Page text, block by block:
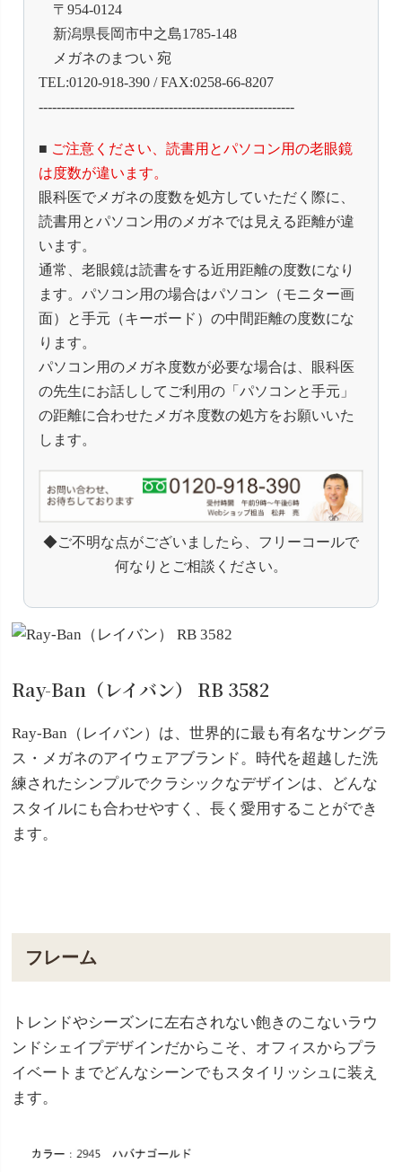
〒954-0124
新潟県長岡市中之島1785-148
メガネのまつい 宛
TEL:0120-918-390 / FAX:0258-66-8207
---------------------------------------------------------
■ ご注意ください、読書用とパソコン用の老眼鏡
は度数が違います。
眼科医でメガネの度数を処方していただく際に、
読書用とパソコン用のメガネでは見える距離が違
います。
通常、老眼鏡は読書をする近用距離の度数になり
ます。パソコン用の場合はパソコン（モニター画
面）と手元（キーボード）の中間距離の度数にな
ります。
パソコン用のメガネ度数が必要な場合は、眼科医
の先生にお話ししてご利用の「パソコンと手元」
の距離に合わせたメガネ度数の処方をお願いいた
します。
◆ご不明な点がございましたら、フリーコールで
何なりとご相談ください。
Ray-Ban（レイバン） RB 3582
Ray-Ban（レイバン）は、世界的に最も有名なサングラ
ス・メガネのアイウェアブランド。時代を超越した洗
練されたシンプルでクラシックなデザインは、どんな
スタイルにも合わせやすく、長く愛用することができ
ます。
フレーム
トレンドやシーズンに左右されない飽きのこないラウ
ンドシェイプデザインだからこそ、オフィスからプラ
イベートまでどんなシーンでもスタイリッシュに装え
ます。